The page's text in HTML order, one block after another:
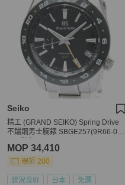
Seiko
精工 (GRAND SEIKO) Spring Drive
不鏽鋼男士腕錶 SBGE257(9R66-0B
MOP 34,410
現折 200
狀況良好 日本 免運